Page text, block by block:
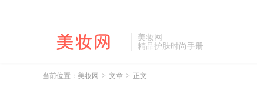
美妆网
精品护肤时尚手册
当前位置： 美妆网 > 文章 > 正文